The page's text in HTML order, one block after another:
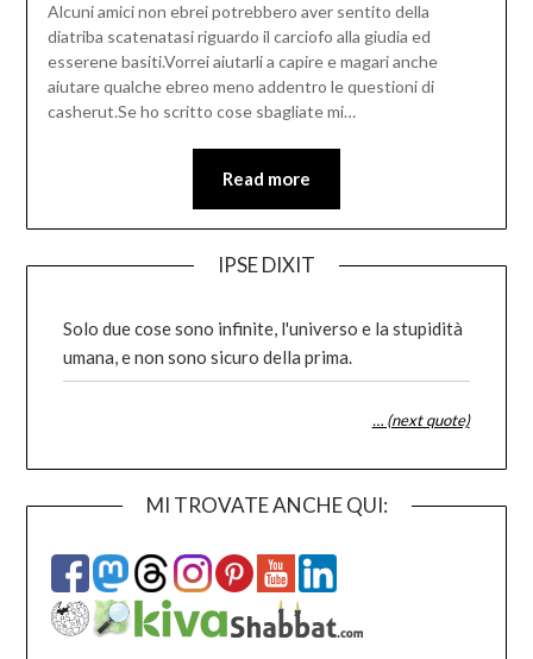
Alcuni amici non ebrei potrebbero aver sentito della
diatriba scatenatasi riguardo il carciofo alla giudia ed
esserene basiti.Vorrei aiutarli a capire e magari anche
aiutare qualche ebreo meno addentro le questioni di
casherut.Se ho scritto cose sbagliate mi…
Read more
IPSE DIXIT
Solo due cose sono infinite, l'universo e la stupidità
umana, e non sono sicuro della prima.
… (next quote)
MI TROVATE ANCHE QUI: